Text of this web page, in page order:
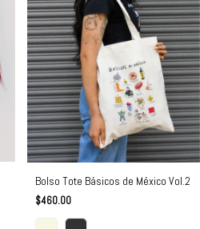
Bolso Tote Básicos de México Vol.2
$460.00